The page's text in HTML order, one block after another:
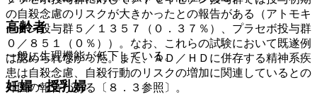
の自殺念慮のリスクが大きかったとの報告がある（アトモキ
セチン投与群５／１３５７（０．３７％）、プラセボ投与群
０／８５１（０％））。なお、これらの試験において既遂例
は認められなかった。また、ＡＤ／ＨＤに併存する精神系疾
患は自殺念慮、自殺行動のリスクの増加に関連しているとの
外国の報告がある〔８．３参照〕。
高齢者
一般に生理機能が低下している。
妊婦・授乳婦